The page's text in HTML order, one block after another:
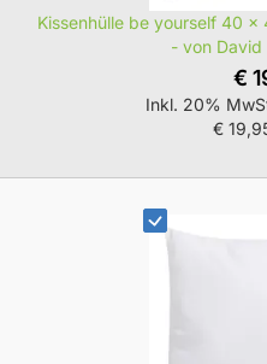
Kissenhülle be yourself 40
- von David
€
Inkl. 20%
€